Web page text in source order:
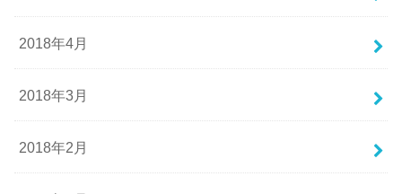
2018年4月
2018年3月
2018年2月